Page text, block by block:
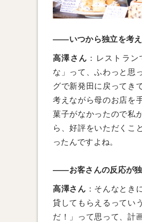
――いつから独立を考え
高澤さん ：レストラ
な」って、ふわっと思
グで新発田に戻ってき
考えながら母のお店を
菓子がなかったので私
ら、好評をいただくこ
ったんですよね。
――お客さんの反応が独
高澤さん ：そんなとき
貸してもらえるってい
だ！」って思って、計